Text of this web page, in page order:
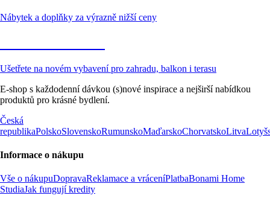
Nábytek a doplňky za výrazně nižší ceny
Ušetřete na novém vybavení pro zahradu, balkon i terasu
E-shop s každodenní dávkou (s)nové inspirace a nejširší nabídkou
produktů pro krásné bydlení.
Česká
republikaPolskoSlovenskoRumunskoMaďarskoChorvatskoLitva
Informace o nákupu
Vše o nákupuDopravaReklamace a vráceníPlatbaBonami Home
StudiaJak fungují kredity